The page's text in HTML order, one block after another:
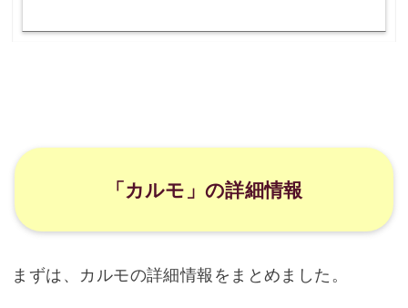
「カルモ」の詳細情報
まずは、カルモの詳細情報をまとめました。